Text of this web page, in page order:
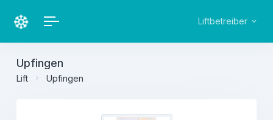
Liftbetreiber
Upfingen
Lift Upfingen